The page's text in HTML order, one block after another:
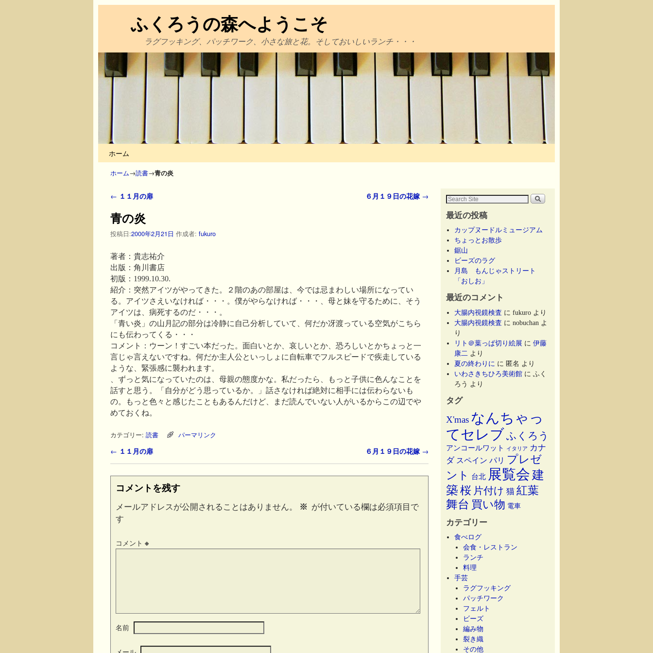
ふくろうの森へようこそ
ラグフッキング、パッチワーク、小さな旅と花。そしておいしいランチ・・・
ホーム
ホーム→読書→青の炎
投稿ナビゲーション
← １１月の扉 ６月１９日の花嫁 →
青の炎
投稿日:2000年2月21日 作成者: fukuro
著者：貴志祐介
出版：角川書店
初版：1999.10.30.
紹介：突然アイツがやってきた。２階のあの部屋は、今では忌まわしい場所になってい
る。アイツさえいなければ・・・。僕がやらなければ・・・、母と妹を守るために、そう
アイツは、病死するのだ・・・。
「青い炎」の山月記の部分は冷静に自己分析していて、何だか冴渡っている空気がこちら
にも伝わってくる・・・
コメント：ウーン！すごい本だった。面白いとか、哀しいとか、恐ろしいとかちょっと一
言じゃ言えないですね。何だか主人公といっしょに自転車でフルスピードで疾走している
ような、緊張感に襲われます。
、ずっと気になっていたのは、母親の態度かな。私だったら、もっと子供に色んなことを
話すと思う。「自分がどう思っているか。」話さなければ絶対に相手には伝わらないも
の。もっと色々と感じたこともあるんだけど、まだ読んでいない人がいるからこの辺でや
めておくね。
カテゴリー: 読書 パーマリンク
投稿ナビゲーション
← １１月の扉 ６月１９日の花嫁 →
コメントを残す
メールアドレスが公開されることはありません。 ※ が付いている欄は必須項目で
す
コメント ※
名前
最近の投稿
カップヌードルミュージアム
ちょっとお散歩
鋸山
ビーズのラグ
月島 もんじゃストリート
「おしお」
最近のコメント
大腸内視鏡検査 にfukuro より
大腸内視鏡検査 にnobuchan よ
り
リト＠葉っぱ切り絵展 に伊藤
康二 より
夏の終わりに に匿名 より
いわさきちひろ美術館 にふく
ろう より
タグ
X'mas なんちゃっ
てセレブ ふくろう
アンコールワット イタリア
カナ
ダ スペイン パリ プレゼ
ント
台北 展覧会 建
築桜 片付け 猫 紅葉
舞台 買い物 電車
カテゴリー
食べログ
会食・レストラン
ランチ
料理
手芸
ラグフッキング
パッチワーク
フェルト
ビーズ
編み物
裂き織
その他